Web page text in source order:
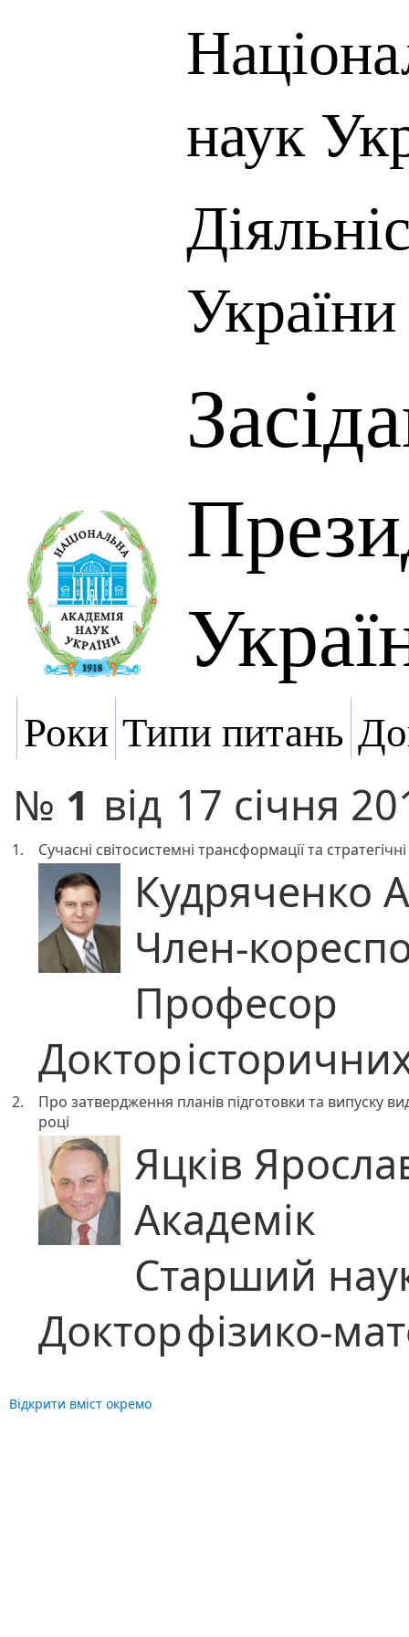
наук
України
Роки Типи питань
№ 1 від 17 січня
1. Сучасні світосистемні трансформації та
Кудряченко
Член-
Професор
Доктор
2.
Про затвердження планів підготовки та випуску
році
Яцків
Академік
Старший
Докторфізико-
Відкрити вміст окремо